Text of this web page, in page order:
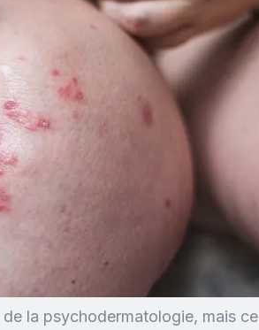
la psychodermatologie, mais ce